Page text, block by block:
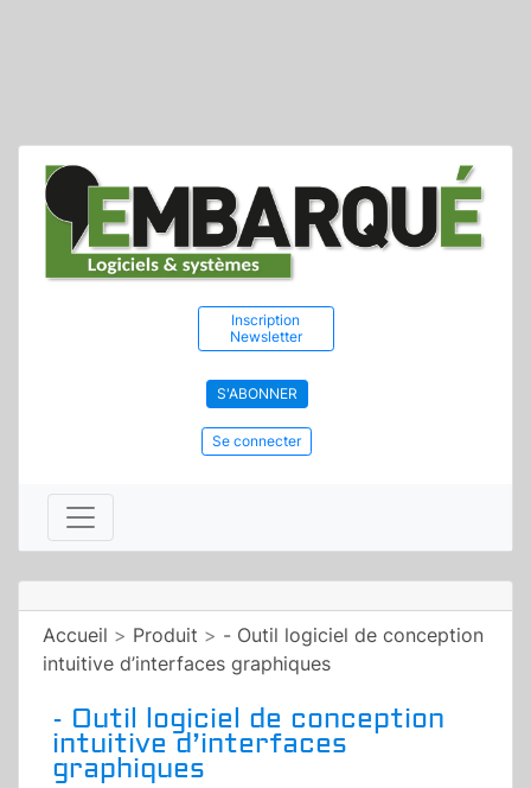
Inscription
Newsletter
S'ABONNER
Se connecter
Accueil > Produit > - Outil logiciel de conception
intuitive d’interfaces graphiques
- Outil logiciel de conception
intuitive d’interfaces
graphiques